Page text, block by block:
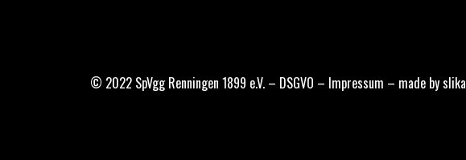
© 2022 SpVgg Renningen 1899 e.V. – DSGVO – Impressum – made by slika